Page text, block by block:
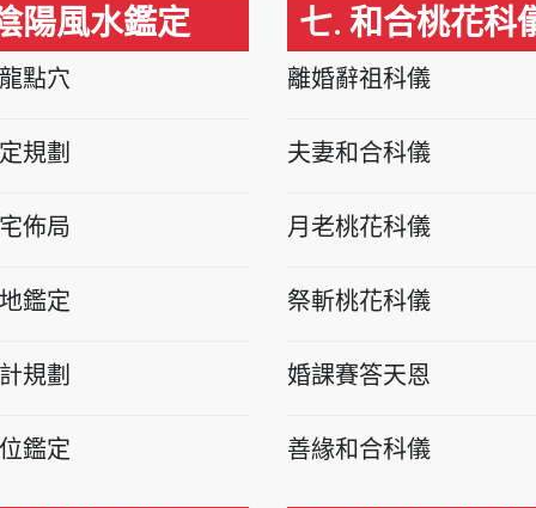
陽風水鑑定
點穴
規劃
佈局
鑑定
規劃
鑑定
七. 和合桃花科
離婚辭祖科儀
夫妻和合科儀
月老桃花科儀
祭斬桃花科儀
婚課賽答天恩
善緣和合科儀